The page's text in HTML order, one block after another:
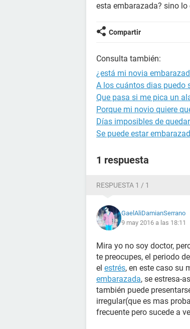
esta embarazada? sino lo
Compartir
Consulta también:
¿está mi novia
A los cuántos dias puedo
Que pasa si me pica un
Porque mi novio quiere
Días imposibles de
Se puede estar
1 respuesta
RESPUESTA 1 / 1
GaelAliDamianSerrano
9 may 2016 a las 18:11
Mira yo no soy doctor,
te preocupes, el periodo
el estrés, en este caso su
embarazada, se estresa-
también puede
irregular(que es mas
frecuente pero sucede a